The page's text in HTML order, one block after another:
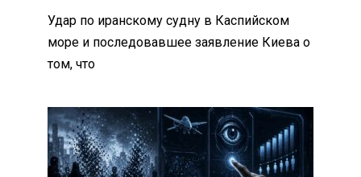
Удар по иранскому судну в Каспийском
море и последовавшее заявление Киева о
том, что